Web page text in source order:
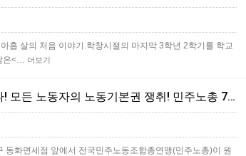
홉 살의 처음 이야기.학창시절의 마지막 3학년 2학기를 학교
은<… 더보기
[본부소식] 원청교섭 원년. 초기업교섭 돌파! 모든 노동자의 노동기본권 쟁취! 민주노총 7.15 총파업대회
화면세점 앞에서 전국민주노동조합총연맹(민주노총)이 원